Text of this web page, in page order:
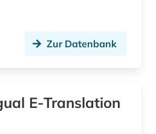
Zur Datenbank
E-Translation